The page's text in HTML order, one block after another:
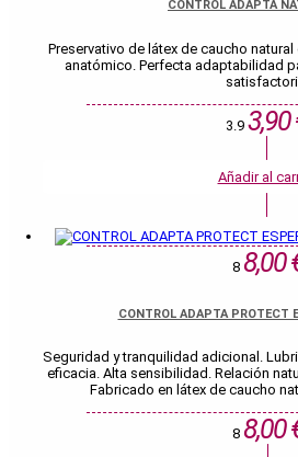
CONTROL ADAPTA
Preservativo de látex de caucho
anatómico. Perfecta adaptabilidad
3.9 3,90
Añadir al
8 8,00
CONTROL ADAPTA PROTECT
Seguridad y tranquilidad adicional.
eficacia. Alta sensibilidad. Relación
Fabricado en látex de caucho
8 8,00